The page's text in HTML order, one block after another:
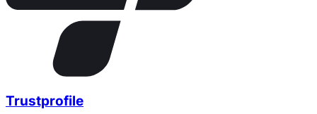
Trustprofile